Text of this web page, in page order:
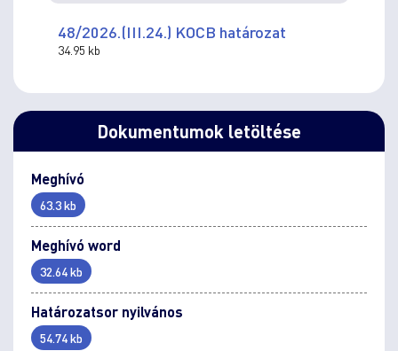
48/2026.(III.24.) KOCB határozat
34.95 kb
Dokumentumok letöltése
Meghívó
63.3 kb
Meghívó word
32.64 kb
Határozatsor nyilvános
54.74 kb